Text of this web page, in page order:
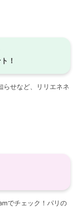
！
らせなど、リリエネネ
でチェック！パリの